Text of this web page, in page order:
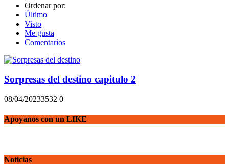
Ordenar por:
Último
Visto
Me gusta
Comentarios
Sorpresas del destino capitulo 2
08/04/20233532 0
Apoyanos con un LIKE
Noticias